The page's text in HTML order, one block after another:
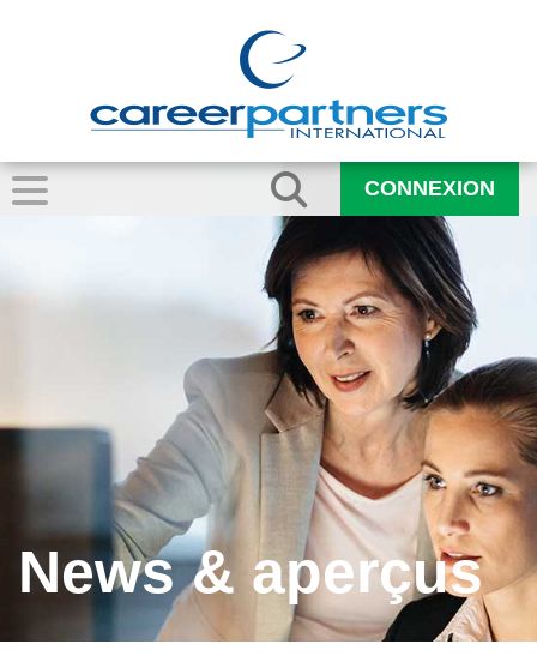
CONNEXION
News & aperçus